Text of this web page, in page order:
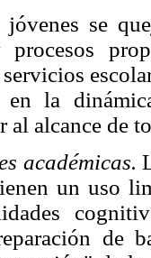
jóvenes se
procesos
en la
al alcance de
académicas.
un uso
de